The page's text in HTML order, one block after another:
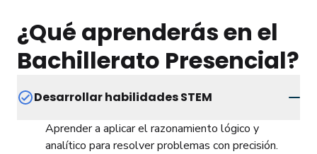
¿Qué aprenderás en el
Bachillerato Presencial?
Desarrollar habilidades STEM
Aprender a aplicar el razonamiento lógico y
analítico para resolver problemas con precisión.